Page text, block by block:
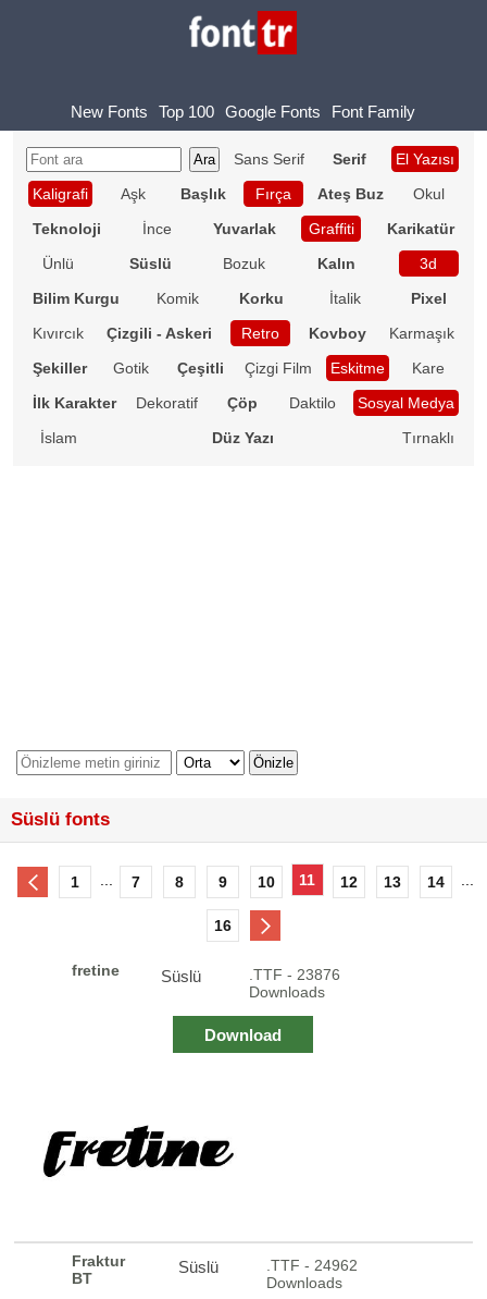
New Fonts Top 100 Google Fonts Font Family
Sans Serif Serif
El Yazısı
Kaligrafi
Aşk Başlık Fırça Ateş Buz
Okul
Teknoloji
İnce Yuvarlak Graffiti
Karikatür
Ünlü
Süslü Bozuk Kalın
3d
Bilim Kurgu
Komik Korku İtalik
Pixel
Kıvırcık
Çizgili - Askeri Retro Kovboy
Karmaşık
Şekiller
Gotik Çeşitli Çizgi Film Eskitme
Kare
İlk Karakter
Dekoratif Çöp Daktilo
Sosyal Medya
İslam
Düz Yazı Tırnaklı
Süslü fonts
1 7 8 9 10 11 12 13 14
16
fretine Süslü
.TTF - 23876
Downloads
Download
Fraktur
BT
Süslü
.TTF - 24962
Downloads